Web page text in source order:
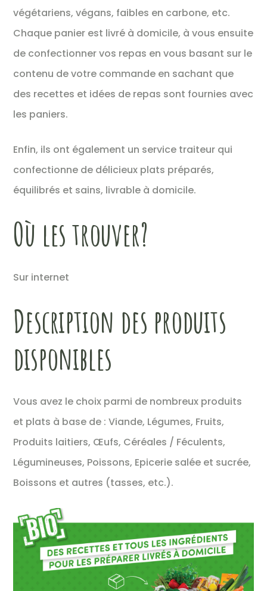
végétariens, végans, faibles en carbone, etc.
Chaque panier est livré à domicile, à vous ensuite
de confectionner vos repas en vous basant sur le
contenu de votre commande en sachant que
des recettes et idées de repas sont fournies avec
les paniers.
Enfin, ils ont également un service traiteur qui
confectionne de délicieux plats préparés,
équilibrés et sains, livrable à domicile.
Où les trouver?
Sur internet
Description des produits
disponibles
Vous avez le choix parmi de nombreux produits
et plats à base de : Viande, Légumes, Fruits,
Produits laitiers, Œufs, Céréales / Féculents,
Légumineuses, Poissons, Epicerie salée et sucrée,
Boissons et autres (tasses, etc.).